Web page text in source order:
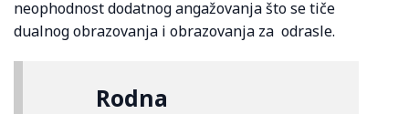
neophodnost dodatnog angažovanja što se tiče
dualnog obrazovanja i obrazovanja za odrasle.
Rodna